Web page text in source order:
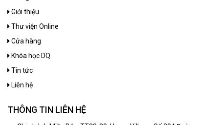
Giới thiệu
Thư viện Online
Cửa hàng
Khóa học DQ
Tin tức
Liên hệ
THÔNG TIN LIÊN HỆ